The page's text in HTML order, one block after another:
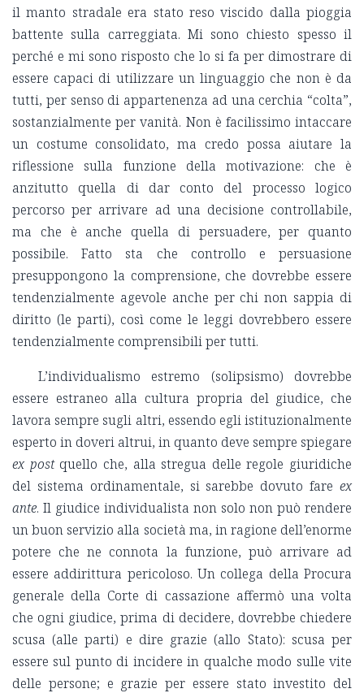
il manto stradale era stato reso viscido dalla pioggia
battente sulla carreggiata. Mi sono chiesto spesso il
perché e mi sono risposto che lo si fa per dimostrare di
essere capaci di utilizzare un linguaggio che non è da
tutti, per senso di appartenenza ad una cerchia “colta”,
sostanzialmente per vanità. Non è facilissimo intaccare
un costume consolidato, ma credo possa aiutare la
riflessione sulla funzione della motivazione: che è
anzitutto quella di dar conto del processo logico
percorso per arrivare ad una decisione controllabile,
ma che è anche quella di persuadere, per quanto
possibile. Fatto sta che controllo e persuasione
presuppongono la comprensione, che dovrebbe essere
tendenzialmente agevole anche per chi non sappia di
diritto (le parti), così come le leggi dovrebbero essere
tendenzialmente comprensibili per tutti.
L’individualismo estremo (solipsismo) dovrebbe
essere estraneo alla cultura propria del giudice, che
lavora sempre sugli altri, essendo egli istituzionalmente
esperto in doveri altrui, in quanto deve sempre spiegare
ex postquello che, alla stregua delle regole giuridiche
del sistema ordinamentale, si sarebbe dovuto fare ex
ante. Il giudice individualista non solo non può rendere
un buon servizio alla società ma, in ragione dell’enorme
potere che ne connota la funzione, può arrivare ad
essere addirittura pericoloso. Un collega della Procura
generale della Corte di cassazione affermò una volta
che ogni giudice, prima di decidere, dovrebbe chiedere
scusa (alle parti) e dire grazie (allo Stato): scusa per
essere sul punto di incidere in qualche modo sulle vite
delle persone; e grazie per essere stato investito del